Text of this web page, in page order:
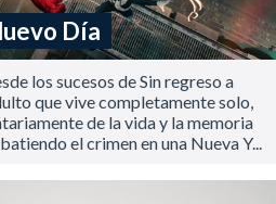
Día
los sucesos de Sin regreso a
que vive completamente solo,
de la vida y la memoria
el crimen en una Nueva Y...